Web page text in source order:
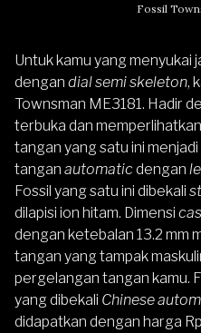
Fossil
Untuk kamu yang menyukai
dengan dialsemi skeleton,
Townsman ME3181. Hadir
terbuka dan memperlihatkan
tangan yang satu ini
tangan automatic dengan
Fossil yang satu ini dibekali
dilapisi ion hitam. Dimensi
dengan ketebalan 13.2 mm
tangan yang tampak
pergelangan tangan kamu.
yang dibekali Chinese
didapatkan dengan harga